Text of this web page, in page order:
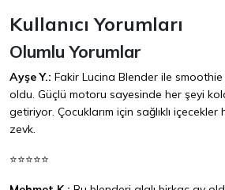
Kullanıcı Yorumları
Olumlu Yorumlar
Ayşe Y.: Fakir Lucina Blender ile
oldu. Güçlü motoru sayesinde her şeyi
getiriyor. Çocuklarım için sağlıklı içecekler
zevk.
⭐⭐⭐⭐⭐